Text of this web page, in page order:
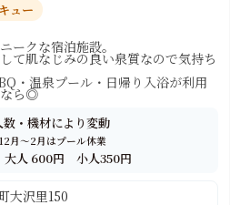
ュー
ークな宿泊施設。
て肌なじみの良い泉質なので気持ち
・温泉プール・日帰り入浴が利用
なら◎
・機材により変動
月～2月はプール休業
人 600円 小人350円
大沢里150